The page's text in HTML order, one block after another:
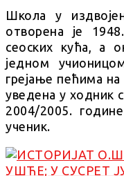
Школа у
отворена је
сеоских кућа, а
једном
грејање пећима
уведена у ходник
2004/2005.
ученик.